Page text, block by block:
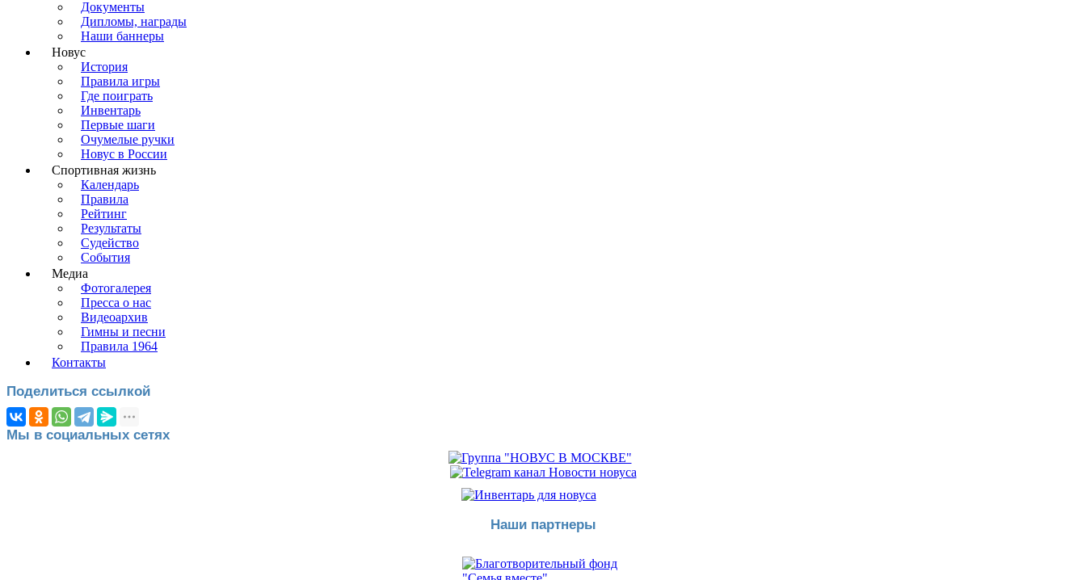
Документы
Дипломы, награды
Наши баннеры
Новус
История
Правила игры
Где поиграть
Инвентарь
Первые шаги
Очумелые ручки
Новус в России
Спортивная жизнь
Календарь
Правила
Рейтинг
Результаты
Судейство
События
Медиа
Фотогалерея
Пресса о нас
Видеоархив
Гимны и песни
Правила 1964
Контакты
Поделиться ссылкой
Мы в социальных сетях
Наши партнеры